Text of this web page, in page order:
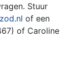
Stuur
of een
of Caroline